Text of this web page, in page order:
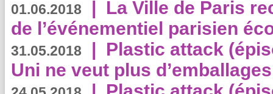
01.06.2018 | La Ville de Paris
de l’événementiel parisien
31.05.2018 | Plastic attack
Uni ne veut plus